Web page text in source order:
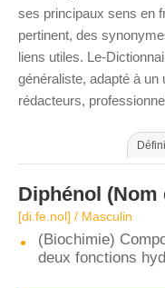
ses principaux sens en
pertinent, des
liens utiles. Le-
généraliste, adapté à un
rédacteurs,
Diphénol (Nom
[di.fe.nol] / Masculin
(Biochimie)
deux fonctions